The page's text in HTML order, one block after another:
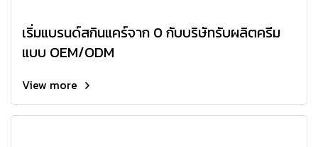
เริ่มแบรนด์สกินแคร์จาก 0 กับบริษัทรับผลิตครีม
แบบ OEM/ODM
View more